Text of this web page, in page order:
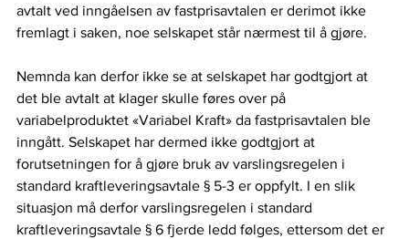
avtalt ved inngåelsen av fastprisavtalen er derimot ikke
fremlagt i saken, noe selskapet står nærmest til å gjøre.
Nemnda kan derfor ikke se at selskapet har godtgjort at
det ble avtalt at klager skulle føres over på
variabelproduktet «Variabel Kraft» da fastprisavtalen ble
inngått. Selskapet har dermed ikke godtgjort at
forutsetningen for å gjøre bruk av varslingsregelen i
standard kraftleveringsavtale § 5-3 er oppfylt. I en slik
situasjon må derfor varslingsregelen i standard
kraftleveringsavtale § 6 fjerde ledd følges, ettersom det er